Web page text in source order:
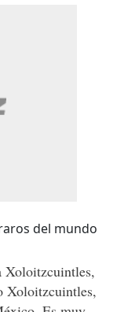
Xoloitzcuintles,
Xoloitzcuintles,